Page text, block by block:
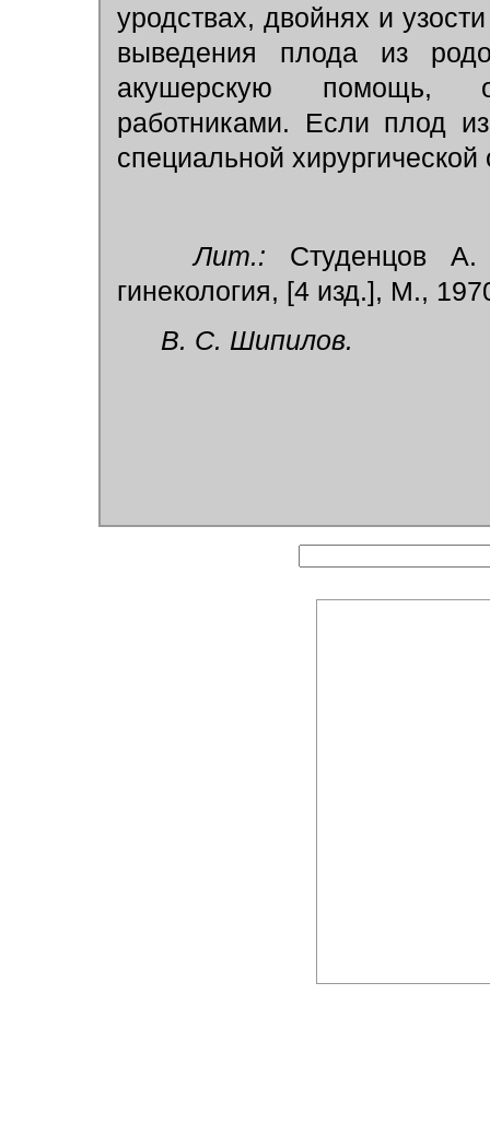
уродствах, двойнях и
выведения плода из
акушерскую помощь,
работниками. Если плод
специальной
Лит.: Студенцов А.
гинекология, [4 изд.], М.,
В. С. Шипилов.